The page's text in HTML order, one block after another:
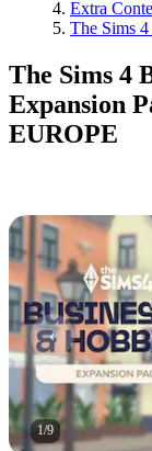
Extra
The Sims
The Sims 4
Expansion
EUROPE
1/9